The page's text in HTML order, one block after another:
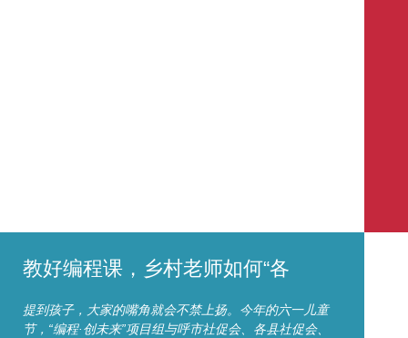
教好编程课，乡村老师如何“各
提到孩子，大家的嘴角就会不禁上扬。今年的六一儿童
节，“编程·创未来”项目组与呼市社促会、各县社促会、